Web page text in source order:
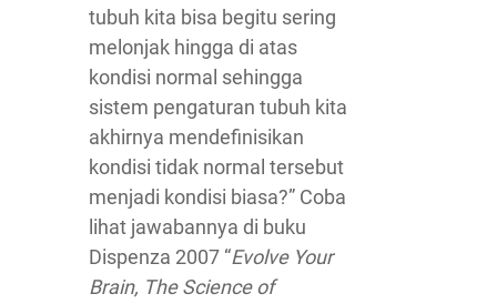
tubuh kita bisa begitu sering
melonjak hingga di atas
kondisi normal sehingga
sistem pengaturan tubuh kita
akhirnya mendefinisikan
kondisi tidak normal tersebut
menjadi kondisi biasa?” Coba
lihat jawabannya di buku
Dispenza 2007 “Evolve Your
Brain, The Science of